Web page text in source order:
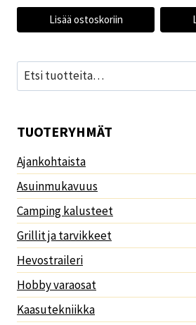
Lisää ostoskoriin
Etsi:
TUOTERYHMÄT
Ajankohtaista
Asuinmukavuus
Camping kalusteet
Grillit ja tarvikkeet
Hevostraileri
Hobby varaosat
Kaasutekniikka